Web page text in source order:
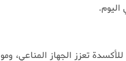
تعزز الجهاز المناعي،